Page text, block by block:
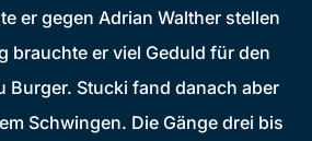
er gegen Adrian Walther stellen
brauchte er viel Geduld für den
Burger. Stucki fand danach aber
Schwingen. Die Gänge drei bis